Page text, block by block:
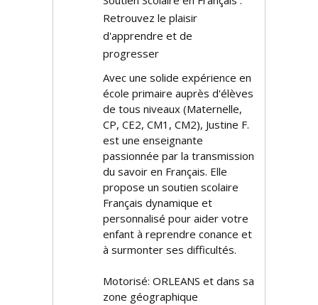
Retrouvez le plaisir
d'apprendre et de
progresser
Avec une solide expérience en
école primaire auprès d'élèves
de tous niveaux (Maternelle,
CP, CE2, CM1, CM2), Justine F.
est une enseignante
passionnée par la transmission
du savoir en Français. Elle
propose un soutien scolaire
Français dynamique et
personnalisé pour aider votre
enfant à reprendre confiance et
à surmonter ses difficultés.
Motorisé: ORLEANS et dans sa
zone géographique